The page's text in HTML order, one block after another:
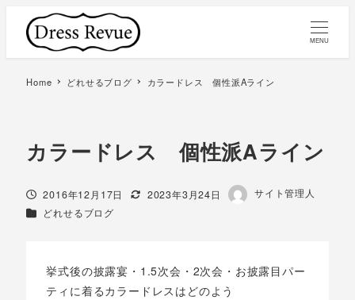
MENU
Home どれせるブログ カラードレス 個性派Aライン
カラードレス 個性派Aライン
投稿日
2016年12月17日 更新日
2023年3月24日
著
サイト管理人
カテゴリー
どれせるブログ
挙式後の披露宴・1.5次会・2次会・お披露目パー
ティに着るカラードレスはどのよう